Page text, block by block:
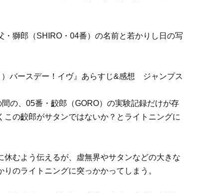
獅郎（SHIRO・04番）の名前と若かりし日の写
の、05番・齩郎（GORO）の実験記録だけが存
この齩郎がサタンではないか？とライトニングに
むよう伝えるが、虚無界やサタンなどの大きな
のライトニングに突っかかってしまう。